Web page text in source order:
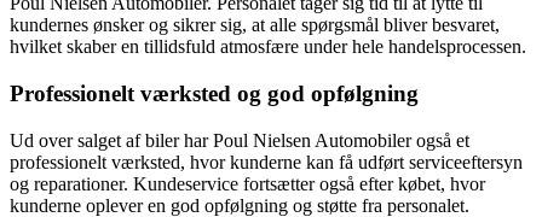
kundernes ønsker og sikrer sig, at alle spørgsmål bliver besvaret,
hvilket skaber en tillidsfuld atmosfære under hele handelsprocessen.
Professionelt værksted og god opfølgning
Ud over salget af biler har Poul Nielsen Automobiler også et
professionelt værksted, hvor kunderne kan få udført serviceeftersyn
og reparationer. Kundeservice fortsætter også efter købet, hvor
kunderne oplever en god opfølgning og støtte fra personalet.